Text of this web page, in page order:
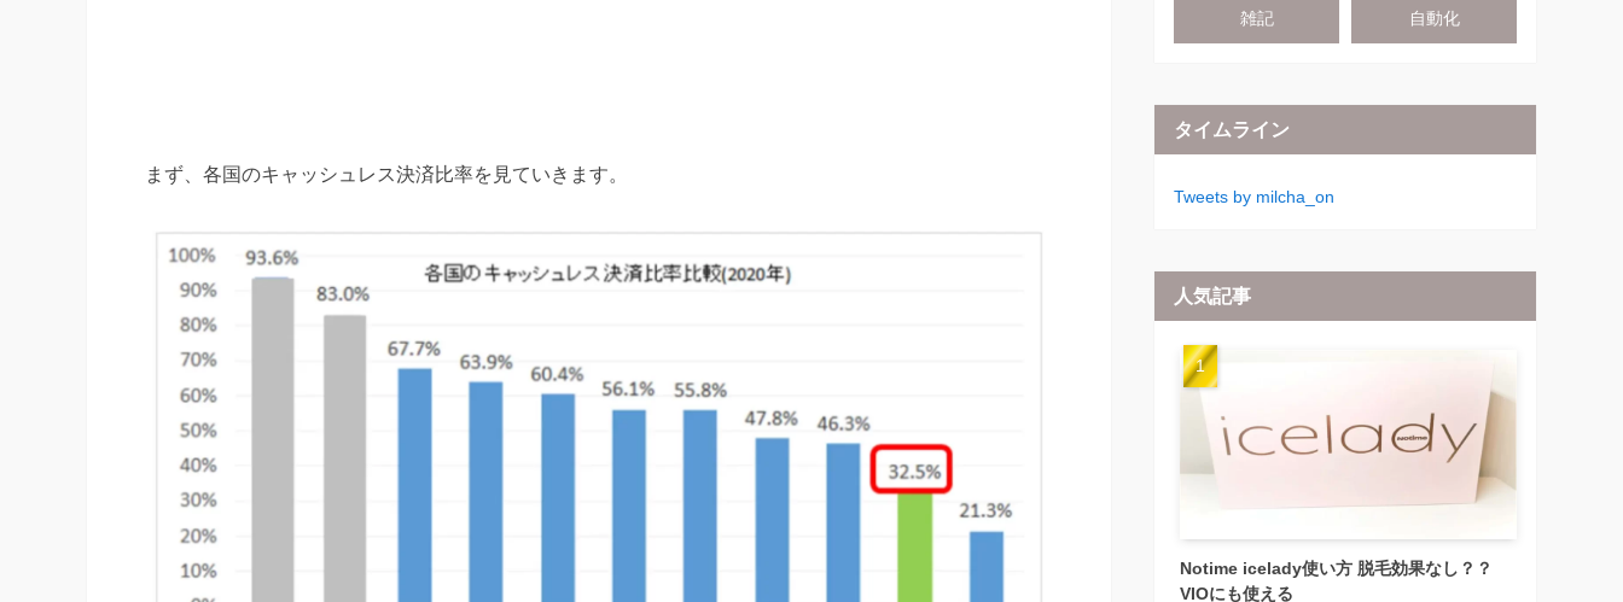
まず、各国のキャッシュレス決済比率を見ていきます。
雑記 自動化
タイムライン
Tweets by milcha_on
人気記事
Notime icelady使い方 脱毛効果なし？？
VIOにも使える